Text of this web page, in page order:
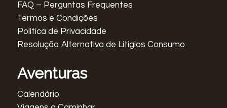
FAQ – Perguntas Frequentes
Termos e Condições
Política de Privacidade
Resolução Alternativa de Lítigios Consumo
Aventuras
Calendário